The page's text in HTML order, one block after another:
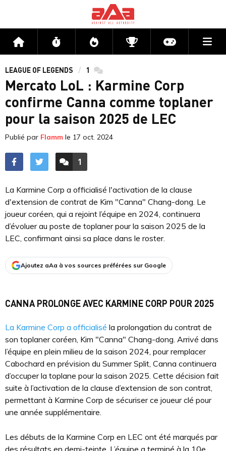
Accueil Flux Directs CompétitionsActu jeux
LEAGUE OF LEGENDS 1 commentaires
Mercato LoL : Karmine Corp
confirme Canna comme toplaner
pour la saison 2025 de LEC
Publié par Flamm le 17 oct. 2024
ACCÉDER AUX
1
COMMENTAIRES
La Karmine Corp a officialisé l'activation de la clause
d'extension de contrat de Kim "Canna" Chang-dong. Le
joueur coréen, qui a rejoint l’équipe en 2024, continuera
d’évoluer au poste de toplaner pour la saison 2025 de la
LEC, confirmant ainsi sa place dans le roster.
Ajoutez aAa à vos sources préférées sur Google
CANNA PROLONGE AVEC KARMINE CORP POUR 2025
La Karmine Corp a officialisé la prolongation du contrat de
son toplaner coréen, Kim "Canna" Chang-dong. Arrivé dans
l’équipe en plein milieu de la saison 2024, pour remplacer
Cabochard en prévision du Summer Split, Canna continuera
d’occuper la toplane pour la saison 2025. Cette décision fait
suite à l’activation de la clause d’extension de son contrat,
permettant à Karmine Corp de sécuriser ce joueur clé pour
une année supplémentaire.
Les débuts de la Karmine Corp en LEC ont été marqués par
des résultats en demi-teinte. L’équipe a terminé à la 10e